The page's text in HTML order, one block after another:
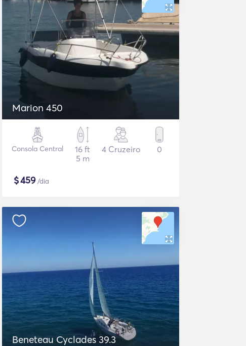
Marion 450
Consola Central
16 ft
5 m
4 Cruzeiro 0
$459/dia
Beneteau Cyclades 39.3